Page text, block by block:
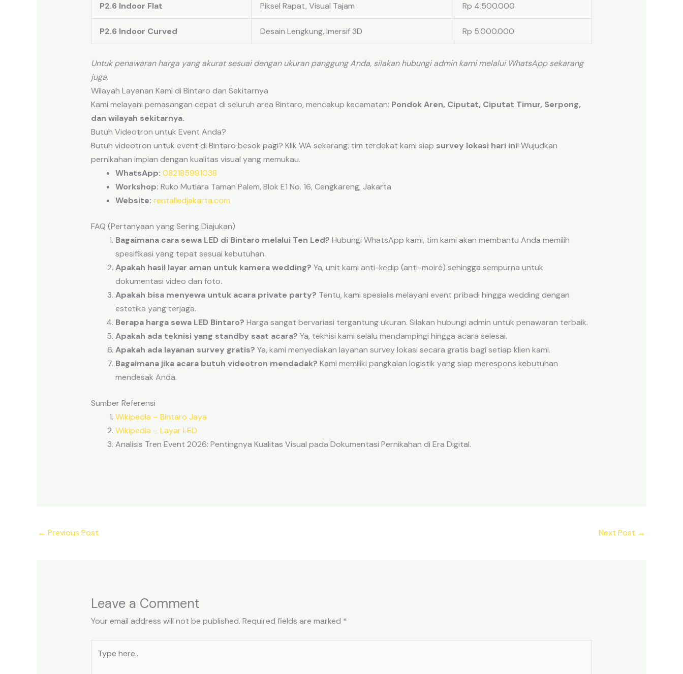
P2.6 Indoor Flat Piksel Rapat, Visual Tajam Rp 4.500.000
P2.6 Indoor Curved Desain Lengkung, Imersif 3D Rp 5.000.000
Untuk penawaran harga yang akurat sesuai dengan ukuran panggung Anda, silakan hubungi admin kami melalui WhatsApp sekarang
juga.
Wilayah Layanan Kami di Bintaro dan Sekitarnya
Kami melayani pemasangan cepat di seluruh area Bintaro, mencakup kecamatan: Pondok Aren, Ciputat, Ciputat Timur, Serpong,
dan wilayah sekitarnya.
Butuh Videotron untuk Event Anda?
Butuh videotron untuk event di Bintaro besok pagi? Klik WA sekarang, tim terdekat kami siap survey lokasi hari ini! Wujudkan
pernikahan impian dengan kualitas visual yang memukau.
WhatsApp: 082185991038
Workshop: Ruko Mutiara Taman Palem, Blok E1 No. 16, Cengkareng, Jakarta
Website: rentalledjakarta.com
FAQ (Pertanyaan yang Sering Diajukan)
Bagaimana cara sewa LED di Bintaro melalui Ten Led? Hubungi WhatsApp kami, tim kami akan membantu Anda memilih
spesifikasi yang tepat sesuai kebutuhan.
Apakah hasil layar aman untuk kamera wedding? Ya, unit kami anti-kedip (anti-moiré) sehingga sempurna untuk
dokumentasi video dan foto.
Apakah bisa menyewa untuk acara private party? Tentu, kami spesialis melayani event pribadi hingga wedding dengan
estetika yang terjaga.
Berapa harga sewa LED Bintaro? Harga sangat bervariasi tergantung ukuran. Silakan hubungi admin untuk penawaran terbaik.
Apakah ada teknisi yang standby saat acara? Ya, teknisi kami selalu mendampingi hingga acara selesai.
Apakah ada layanan survey gratis? Ya, kami menyediakan layanan survey lokasi secara gratis bagi setiap klien kami.
Bagaimana jika acara butuh videotron mendadak? Kami memiliki pangkalan logistik yang siap merespons kebutuhan
mendesak Anda.
Sumber Referensi
Wikipedia – Bintaro Jaya
Wikipedia – Layar LED
Analisis Tren Event 2026: Pentingnya Kualitas Visual pada Dokumentasi Pernikahan di Era Digital.
← Previous Post Next Post →
Leave a Comment
Your email address will not be published. Required fields are marked *
here..